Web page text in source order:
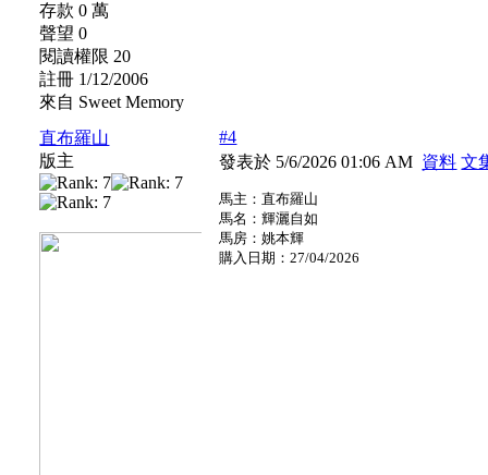
存款 0 萬
聲望 0
閱讀權限 20
註冊 1/12/2006
來自 Sweet Memory
直布羅山
版主
#4
發表於 5/6/2026 01:06 AM 資料 文
馬主：直布羅山
馬名：輝灑自如
馬房：姚本輝
購入日期：27/04/2026